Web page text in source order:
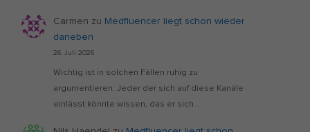
Carmen zu Medfluencer liegt schon wieder
daneben
26. Juli 2026
Wichtig ist in solchen Fällen ruhig zu
argumentieren. Jeder der sich auf diese Kanäle
einlässt könnte wissen, das er sich…